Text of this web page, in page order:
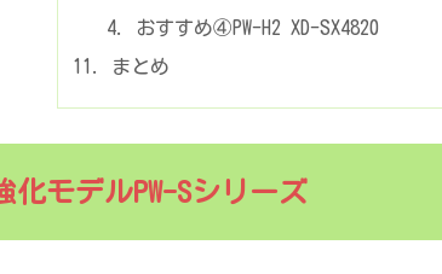
おすすめ④PW-H2 XD-SX4820
まとめ
化モデルPW-Sシリーズ